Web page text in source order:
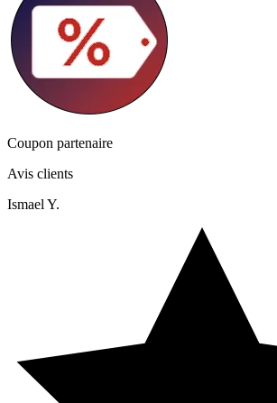
Coupon partenaire
Avis clients
Ismael Y.